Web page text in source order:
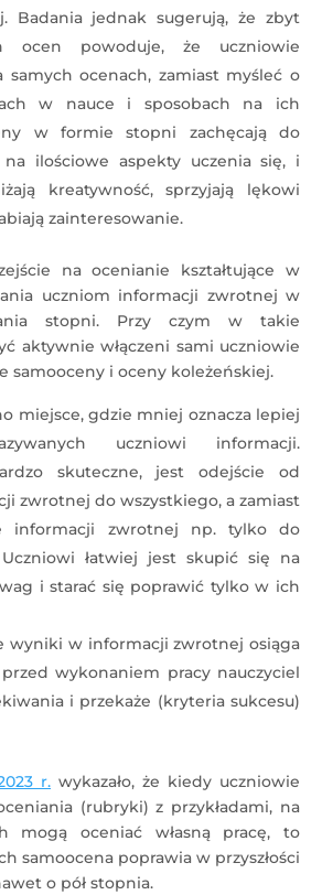
Badania jednak sugerują, że zbyt
ocen powoduje, że uczniowie
samych ocenach, zamiast myśleć o
w nauce i sposobach na ich
w formie stopni zachęcają do
na ilościowe aspekty uczenia się, i
kreatywność, sprzyjają lękowi
zainteresowanie.
na ocenianie kształtujące w
uczniom informacji zwrotnej w
stopni. Przy czym w takie
aktywnie włączeni sami uczniowie
samooceny i oceny koleżeńskiej.
miejsce, gdzie mniej oznacza lepiej
uczniowi informacji.
skuteczne, jest odejście od
zwrotnej do wszystkiego, a zamiast
informacji zwrotnej np. tylko do
łatwiej jest skupić się na
i starać się poprawić tylko w ich
wyniki w informacji zwrotnej osiąga
wykonaniem pracy nauczyciel
i przekaże (kryteria sukcesu)
r. wykazało, że kiedy uczniowie
(rubryki) z przykładami, na
mogą oceniać własną pracę, to
samoocena poprawia w przyszłości
o pół stopnia.